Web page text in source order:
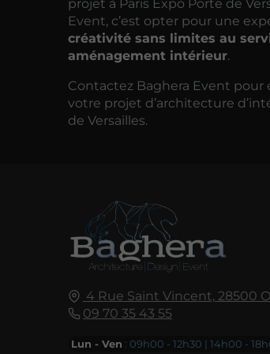
projet à Paris Expo Porte de
Event, c’est opter pour une
créativité sans limites au
aménagement intérieur.
Contactez Baghera Event
votre projet d’architecture
de Versailles.
4 Rue Saint Vincent, 28500
09 70 35 43 55
Lun - Ven : 09h00 - 12h30 | 14h00 -